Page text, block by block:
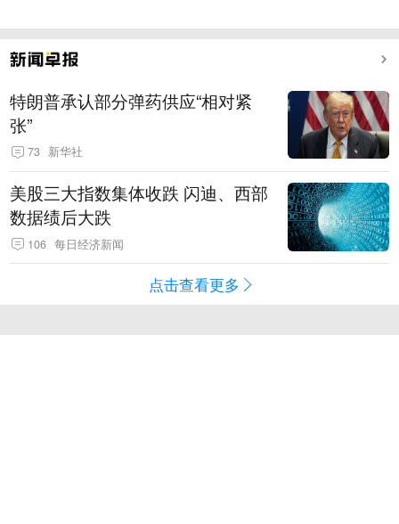
特朗普承认部分弹药供应“相对紧
张”
73 新华社
美股三大指数集体收跌 闪迪、西部
数据绩后大跌
106 每日经济新闻
点击查看更多